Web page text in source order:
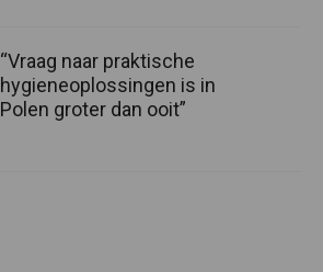
“Vraag naar praktische
hygieneoplossingen is in
Polen groter dan ooit”